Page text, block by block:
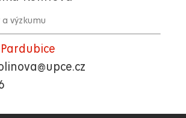
výzkumu